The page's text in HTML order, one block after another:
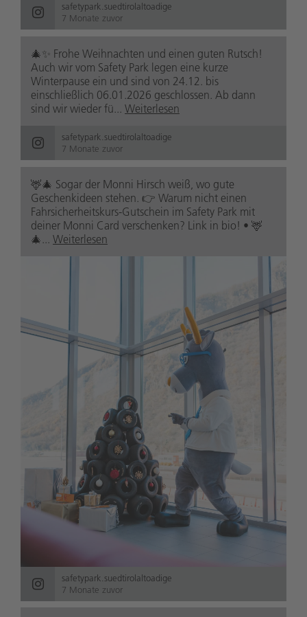
safetypark.suedtirolaltoadige
7 Monate zuvor
🎄✨ Frohe Weihnachten und einen guten Rutsch!
Auch wir vom Safety Park legen eine kurze
Winterpause ein und sind von 24.12. bis
einschließlich 06.01.2026 geschlossen. Ab dann
sind wir wieder fü... Weiterlesen
safetypark.suedtirolaltoadige
7 Monate zuvor
🦌🎄 Sogar der Monni Hirsch weiß, wo gute
Geschenkideen stehen. 👉 Warum nicht einen
Fahrsicherheitskurs-Gutschein im Safety Park mit
deiner Monni Card verschenken? Link in bio! • 🦌
🎄... Weiterlesen
safetypark.suedtirolaltoadige
7 Monate zuvor